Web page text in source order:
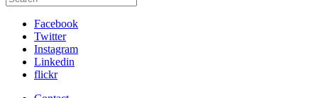
Facebook
Twitter
Instagram
Linkedin
flickr